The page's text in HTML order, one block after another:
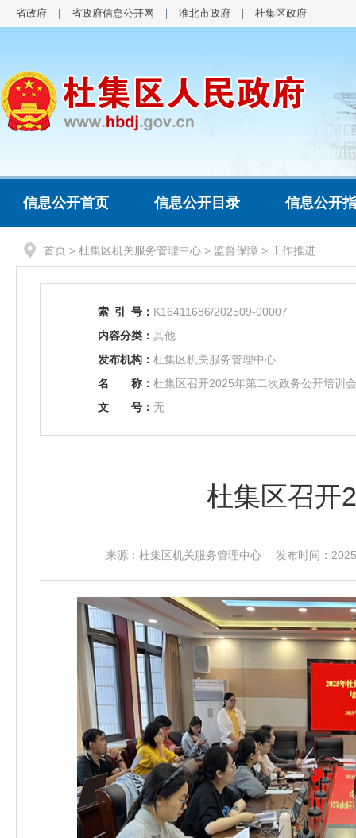
省政府 省政府信息公开网 淮北市政府 杜集区政府
信息公开首页 信息公开目录 信息公开
首页 > 杜集区机关服务管理中心 > 监督保障 > 工作推进
索 引 号： K16411686/202509-00007
内容分类： 其他
发布机构： 杜集区机关服务管理中心
名
称： 杜集区召开2025年第二次政务公开培训会
文
号： 无
杜集区召开
来源：杜集区机关服务管理中心 发布时间：